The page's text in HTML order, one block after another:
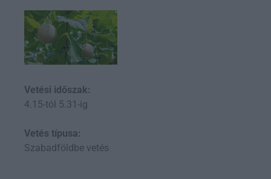
Vetési időszak:
4.15-tól 5.31-ig
Vetés típusa:
Szabadföldbe vetés